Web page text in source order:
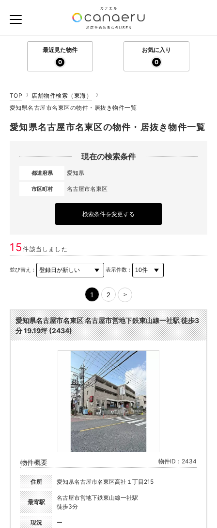
最近見た物件
0
お気に入り
0
TOP
店舗物件検索（東海）
愛知県名古屋市名東区の物件・居抜き物件一覧
愛知県名古屋市名東区の物件・居抜き物件一覧
現在の検索条件
都道府県 愛知県
市区町村 名古屋市名東区
検索条件を変更する
15件該当しました
並び替え： 表示件数：
1 2 >
愛知県名古屋市名東区 名古屋市営地下鉄東山線一社駅 徒歩3
分 19.19坪 (2434)
物件概要 物件ID：2434
住所 愛知県名古屋市名東区高社１丁目215
最寄駅
名古屋市営地下鉄東山線一社駅
徒歩3分
現況 ー